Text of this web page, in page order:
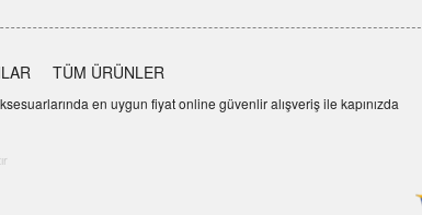
TÜM ÜRÜNLER
en uygun fiyat online güvenlir alışveriş ile kapınızda